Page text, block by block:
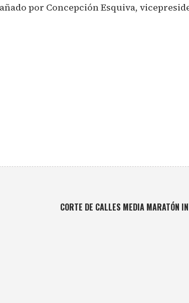
por Concepción Esquiva,
CORTE DE CALLES MEDIA MARATÓN